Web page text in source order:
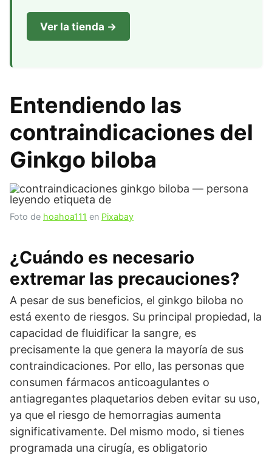
Ver la tienda →
Entendiendo las
contraindicaciones del
Ginkgo biloba
Foto de hoahoa111 en Pixabay
¿Cuándo es necesario
extremar las precauciones?
A pesar de sus beneficios, el ginkgo biloba no
está exento de riesgos. Su principal propiedad, la
capacidad de fluidificar la sangre, es
precisamente la que genera la mayoría de sus
contraindicaciones. Por ello, las personas que
consumen fármacos anticoagulantes o
antiagregantes plaquetarios deben evitar su uso,
ya que el riesgo de hemorragias aumenta
significativamente. Del mismo modo, si tienes
programada una cirugía, es obligatorio